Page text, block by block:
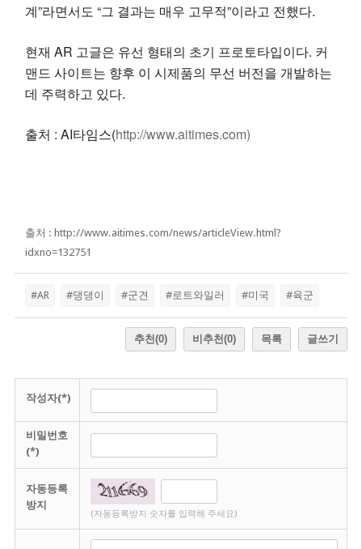
계”라면서도 “그 결과는 매우 고무적”이라고 전했다.
현재 AR 고글은 유선 형태의 초기 프로토타입이다. 커
맨드 사이트는 향후 이 시제품의 무선 버전을 개발하는
데 주력하고 있다.
출처 : AI타임스(http://www.aitimes.com)
출처 : http://www.aitimes.com/news/articleView.html?
idxno=132751
#AR #댕댕이 #군견 #로트와일러 #미국 #육군
추천(0) 비추천(0) 목록 글쓰기
작성자(*)
비밀번호
(*)
자동등록
방지
(자동등록방지 숫자를 입력해 주세요)